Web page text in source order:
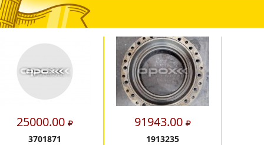
25000.00
3701871
91943.00
1913235